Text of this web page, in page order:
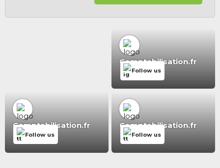
Comptabilisation.fr
Follow us
Comptabilisation.fr
Follow us
Comptabilisation.fr
Follow us